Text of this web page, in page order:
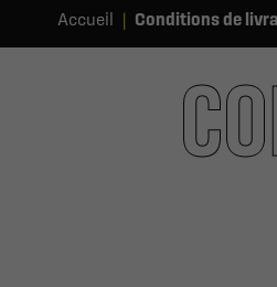
Accueil Conditions de